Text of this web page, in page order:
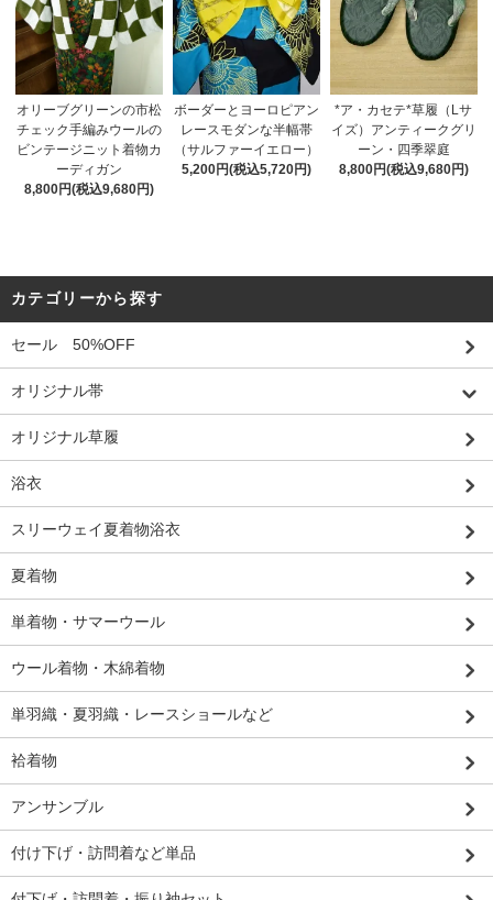
オリーブグリーンの市松
チェック手編みウールの
ビンテージニット着物カ
ーディガン
8,800円(税込9,680円)
ボーダーとヨーロピアン
レースモダンな半幅帯
（サルファーイエロー）
5,200円(税込5,720円)
*ア・カセテ*草履（Lサ
イズ）アンティークグリ
ーン・四季翠庭
8,800円(税込9,680円)
カテゴリーから探す
セール 50%OFF
オリジナル帯
オリジナル草履
浴衣
スリーウェイ夏着物浴衣
夏着物
単着物・サマーウール
ウール着物・木綿着物
単羽織・夏羽織・レースショールなど
袷着物
アンサンブル
付け下げ・訪問着など単品